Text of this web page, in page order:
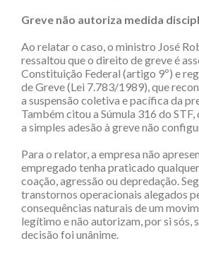
Greve não autoriza medida
Ao relatar o caso, o ministro José
ressaltou que o direito de greve é
Constituição Federal (artigo 9º) e
de Greve (Lei 7.783/1989), que
a suspensão coletiva e pacífica da
Também citou a Súmula 316 do
a simples adesão à greve não
Para o relator, a empresa não
empregado tenha praticado
coação, agressão ou depredação.
transtornos operacionais alegados
consequências naturais de um
legítimo e não autorizam, por si sós,
decisão foi unânime.